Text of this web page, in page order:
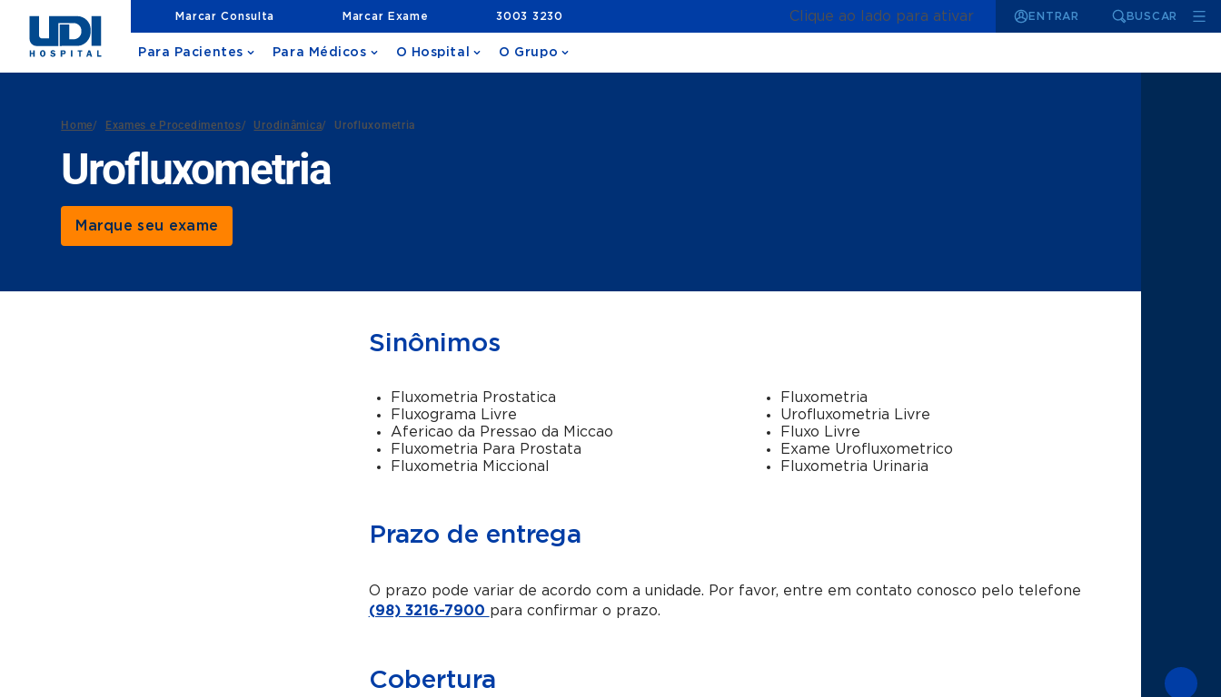
Marcar Consulta Marcar Exame 3003 3230 Clique ao lado para ativar ENTRAR BUSCAR
Para Pacientes Para Médicos O Hospital O Grupo
Home/ Exames e Procedimentos/ Urodinâmica/ Urofluxometria
Urofluxometria
Marque seu exame
Sinônimos
Fluxometria Prostatica
Fluxograma Livre
Afericao da Pressao da Miccao
Fluxometria Para Prostata
Fluxometria Miccional
Fluxometria
Urofluxometria Livre
Fluxo Livre
Exame Urofluxometrico
Fluxometria Urinaria
Prazo de entrega
O prazo pode variar de acordo com a unidade. Por favor, entre em contato conosco pelo telefone
(98) 3216-7900 para confirmar o prazo.
Cobertura